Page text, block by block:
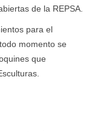
de la REPSA.
para el
momento se
que